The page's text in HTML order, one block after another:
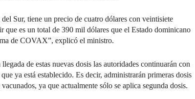
Sur, tiene un precio de cuatro dólares con veintisiete
que es un total de 390 mil dólares que el Estado dominicano
de COVAX”, explicó el ministro.
de estas nuevas dosis las autoridades continuarán con
ya está establecido. Es decir, administrarán primeras dosis
ya que actualmente sólo se aplica segunda dosis.